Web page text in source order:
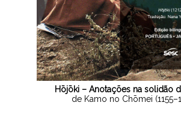
Hōjōki – Anotações na solidão
de Kamo no Chōmei